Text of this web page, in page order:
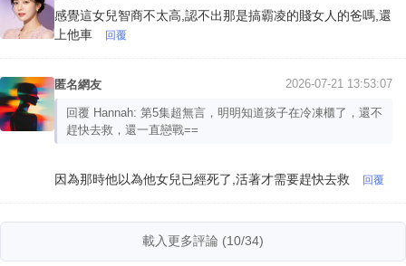
感覺這女兒智商不太高,認不出那是搞霸凌的賤女人的爸嗎,還
上他車
回覆
匿名網友 2026-07-21 13:53:07
回覆 Hannah: 第5集超無言，明明知道孩子在冷凍櫃了，還不
趕快去救，還一直戀戰==
因為那時他以為他女兒已經死了,活著才需要趕快去救 回覆
載入更多評論 (10/34)